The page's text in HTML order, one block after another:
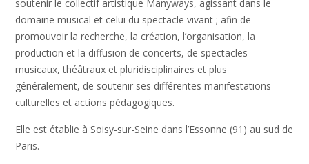
soutenir le collectif artistique Manyways, agissant dans le
domaine musical et celui du spectacle vivant ; afin de
promouvoir la recherche, la création, l’organisation, la
production et la diffusion de concerts, de spectacles
musicaux, théâtraux et pluridisciplinaires et plus
généralement, de soutenir ses différentes manifestations
culturelles et actions pédagogiques.
Elle est établie à Soisy-sur-Seine dans l’Essonne (91) au sud de
Paris.